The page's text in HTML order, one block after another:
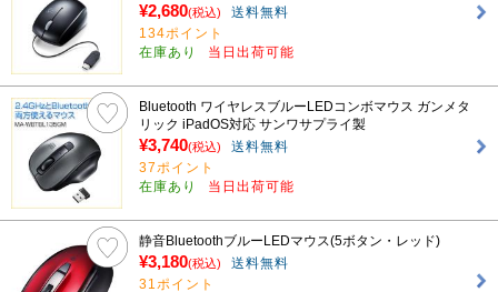
¥2,680(税込)
送料無料
134ポイント
在庫あり
当日出荷可能
Bluetooth ワイヤレスブルーLEDコンボマウス ガンメタ
リック iPadOS対応 サンワサプライ製
¥3,740(税込)
送料無料
37ポイント
在庫あり
当日出荷可能
静音BluetoothブルーLEDマウス(5ボタン・レッド)
¥3,180(税込)
送料無料
31ポイント